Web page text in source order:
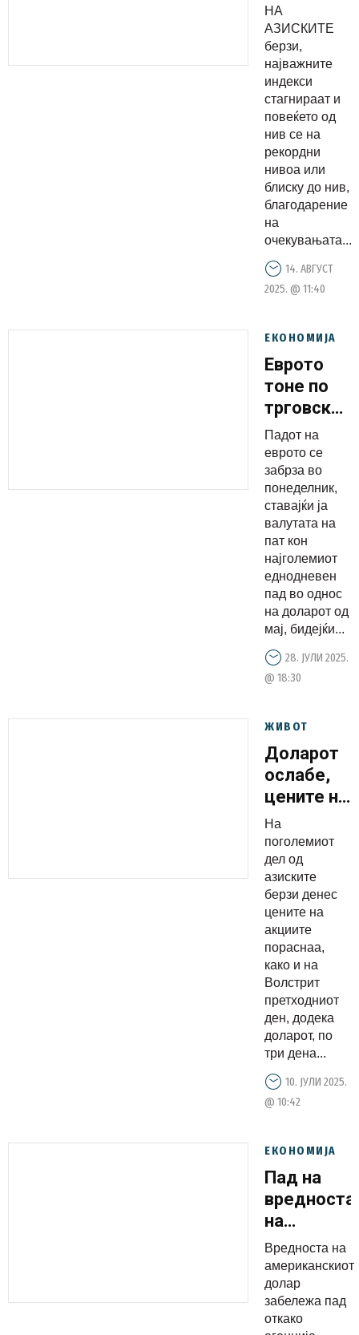
ниво во
две
недели
НА
АЗИСКИТЕ
берзи,
најважните
индекси
стагнираат и
повеќето од
нив се на
рекордни
нивоа или
блиску до нив,
благодарение
на
очекувањата...
14. АВГУСТ
2025. @ 11:40
ЕКОНОМИЈА
Еврото
тоне по
договор
со САД
Падот на
еврото се
забрза во
понеделник,
ставајќи ја
валутата на
пат кон
најголемиот
еднодневен
пад во однос
на доларот од
мај, бидејќи...
28. ЈУЛИ 2025.
@ 18:30
ЖИВОТ
Доларот
ослабе,
цените на
нафтата
пораснаа
На
поголемиот
дел од
азиските
берзи денес
цените на
акциите
пораснаа,
како и на
Волстрит
претходниот
ден, додека
доларот, по
три дена...
10. ЈУЛИ 2025.
@ 10:42
ЕКОНОМИЈА
Пад на
вредноста
на
доларот
Вредноста на
американскиот
долар
забележа пад
откако